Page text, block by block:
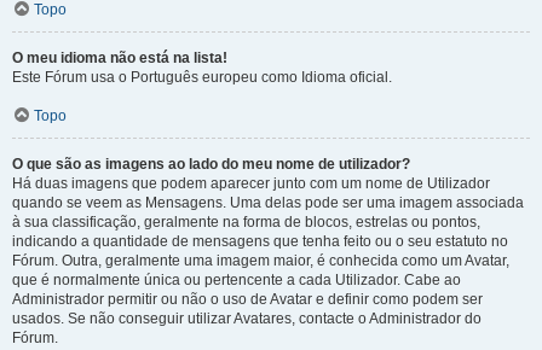
Topo
O meu idioma não está na lista!
Este Fórum usa o Português europeu como Idioma oficial.
Topo
O que são as imagens ao lado do meu nome de utilizador?
Há duas imagens que podem aparecer junto com um nome de Utilizador
quando se veem as Mensagens. Uma delas pode ser uma imagem associada
à sua classificação, geralmente na forma de blocos, estrelas ou pontos,
indicando a quantidade de mensagens que tenha feito ou o seu estatuto no
Fórum. Outra, geralmente uma imagem maior, é conhecida como um Avatar,
que é normalmente única ou pertencente a cada Utilizador. Cabe ao
Administrador permitir ou não o uso de Avatar e definir como podem ser
usados. Se não conseguir utilizar Avatares, contacte o Administrador do
Fórum.